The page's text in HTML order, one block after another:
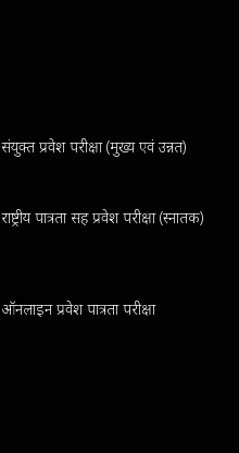
संयुक्त प्रवेश परीक्षा (मुख्य एवं उन्नत)
राष्ट्रीय पात्रता सह प्रवेश परीक्षा (स्नातक)
ऑनलाइन प्रवेश पात्रता परीक्षा